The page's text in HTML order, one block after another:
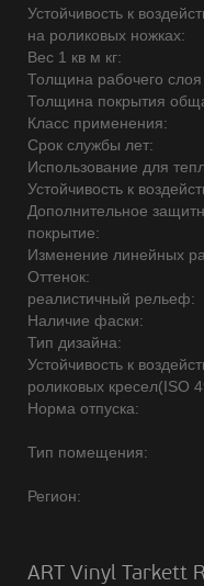
Устойчивость к
на роликовых ножках:
Вес 1 кв м кг:
Толщина рабочего
Толщина покрытия
Класс применения:
Срок службы лет:
Использование для
Устойчивость к
Дополнительное
покрытие:
Изменение линейных
Оттенок:
реалистичный рельеф:
Наличие фаски:
Тип дизайна:
Устойчивость к
роликовых кресел(ISO
Норма отпуска:
Тип помещения:
Регион:
ART Vinyl Tarkett